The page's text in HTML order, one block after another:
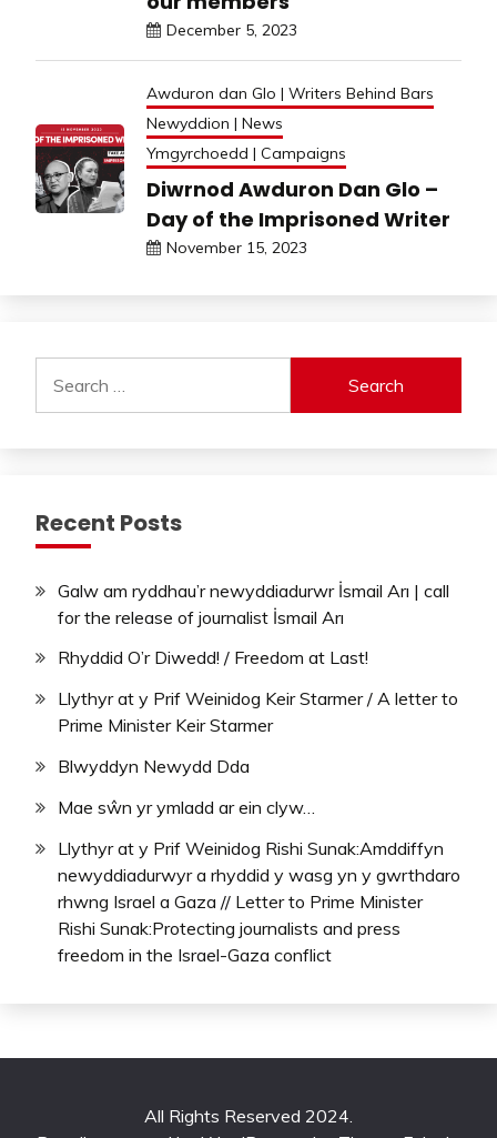
December 5, 2023
Awduron dan Glo | Writers Behind Bars
Newyddion | News
Ymgyrchoedd | Campaigns
Diwrnod Awduron Dan Glo –
Day of the Imprisoned Writer
November 15, 2023
for:
Recent Posts
Galw am ryddhau’r newyddiadurwr İsmail Arı | call
for the release of journalist İsmail Arı
Rhyddid O’r Diwedd! / Freedom at Last!
Llythyr at y Prif Weinidog Keir Starmer / A letter to
Prime Minister Keir Starmer
Blwyddyn Newydd Dda
Mae sŵn yr ymladd ar ein clyw…
Llythyr at y Prif Weinidog Rishi Sunak:Amddiffyn
newyddiadurwyr a rhyddid y wasg yn y gwrthdaro
rhwng Israel a Gaza // Letter to Prime Minister
Rishi Sunak:Protecting journalists and press
freedom in the Israel-Gaza conflict
All Rights Reserved 2024.